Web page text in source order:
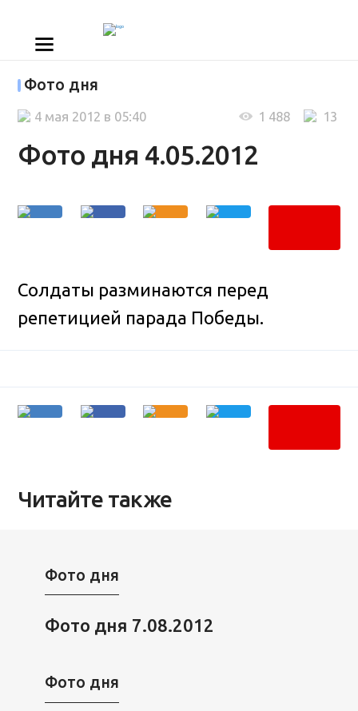
Фото дня
Фото дня 4.05.2012
13
1 488
4 мая 2012 в 05:40
Солдаты разминаются перед
репетицией парада Победы.
Читайте также
Фото дня
Фото дня 7.08.2012
Фото дня